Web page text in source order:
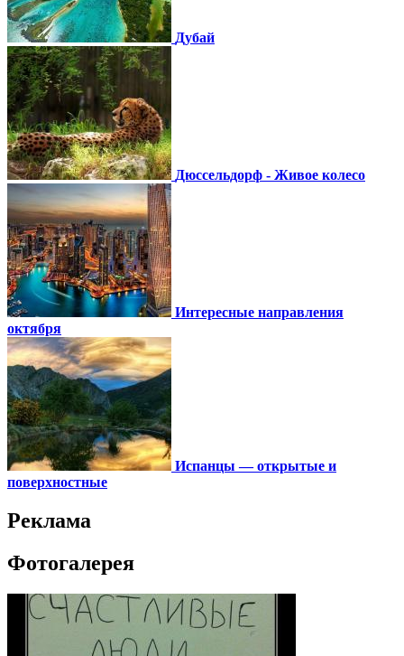
Дубай
Дюссельдорф - Живое колесо
Интересные направления
октября
Испанцы — открытые и
поверхностные
Реклама
Фотогалерея